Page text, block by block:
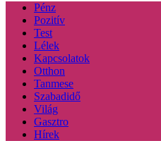
Pénz
Pozitív
Test
Lélek
Kapcsolatok
Otthon
Tanmese
Szabadidő
Világ
Gasztro
Hírek